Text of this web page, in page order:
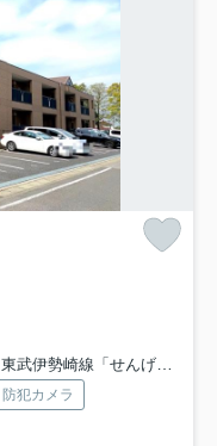
東武伊勢崎線「せんげん台」駅 徒歩51分
防犯カメラ